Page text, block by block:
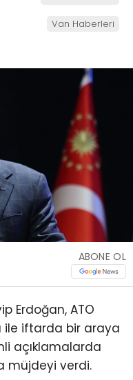
WhatsApp İhbar
Facebook
Instagram
Van Haberleri
ABONE OL
Erdoğan, ATO
ile iftarda bir araya
açıklamalarda
müjdeyi verdi.